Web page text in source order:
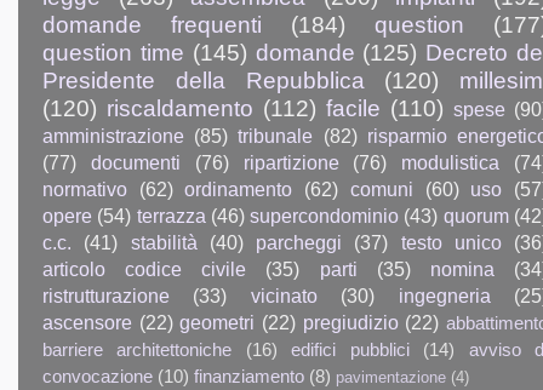
domande frequenti
(184) question
question time (145) domande (125) Decreto
Presidente della Repubblica
(120)
(120) riscaldamento (112) facile (110) spese
amministrazione (85) tribunale (82) risparmio
(77)
documenti (76) ripartizione (76) modulistica
normativo
(62) ordinamento (62) comuni (60) uso
opere (54) terrazza (46) supercondominio (43) quorum
c.c.
(41) stabilità (40) parcheggi (37) testo unico
articolo codice civile
(35) parti (35) nomina
ristrutturazione
(33) vicinato (30) ingegneria
ascensore (22) geometri (22) pregiudizio (22)
barriere architettoniche
(16) edifici pubblici (14)
avviso
convocazione (10) finanziamento (8) pavimentazione (4)